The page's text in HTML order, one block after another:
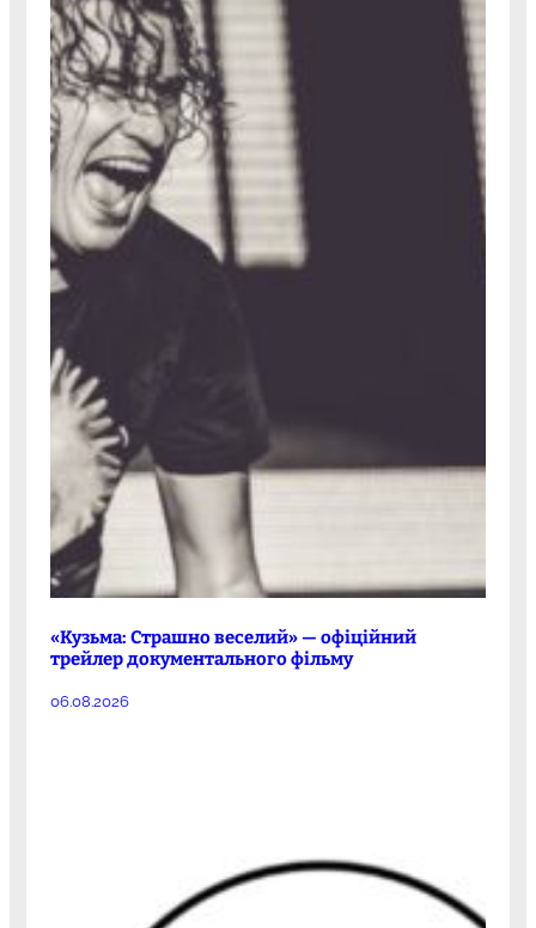
«Кузьма: Страшно веселий» — офіційний
трейлер документального фільму
06.08.2026